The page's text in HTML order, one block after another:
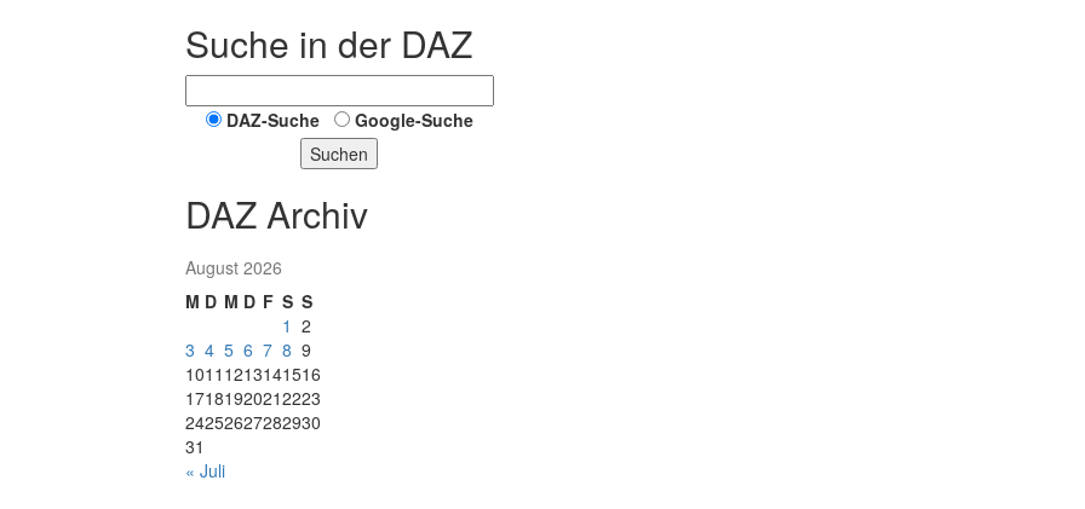
Suche in der DAZ
DAZ-Suche
Google-Suche
Suchen
DAZ Archiv
August 2026
M D M D F S S
1 2
3 4 5 6 7 8 9
1011 1213141516
17181920212223
24252627282930
31
« Juli